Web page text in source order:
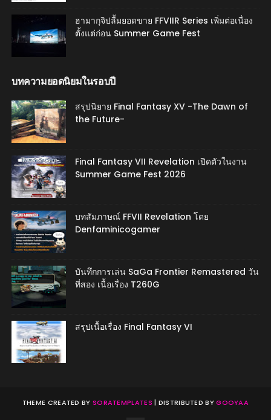
ฮามากุจิปลื้มยอดขาย FFVIIR Series เพิ่มต่อเนื่อง
ตั้งแต่ก่อน Summer Game Fest
บทความยอดนิยมในรอบปี
สรุปนิยาย Final Fantasy XV -The Dawn of
the Future-
Final Fantasy VII Revelation เปิดตัวในงาน
Summer Game Fest 2026
บทสัมภาษณ์ FFVII Revelation โดย
Denfaminicogamer
บันทึกการเล่น SaGa Frontier Remastered วัน
ที่สอง เนื้อเรื่อง T260G
สรุปเนื้อเรื่อง Final Fantasy VI
THEME CREATED BY SORATEMPLATES | DISTRIBUTED BYGOOYAA